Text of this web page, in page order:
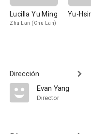
Lucilla Yu Ming
Zhu Lan (Chu Lan)
Yu-
Dirección
Evan Yang
Director